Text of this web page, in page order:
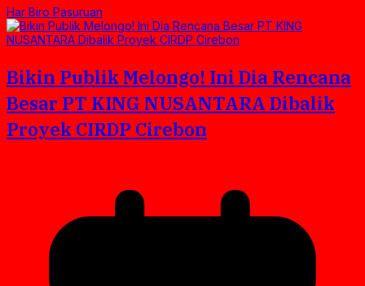
Har Biro Pasuruan
Bikin Publik Melongo! Ini Dia Rencana
Besar PT KING NUSANTARA Dibalik
Proyek CIRDP Cirebon